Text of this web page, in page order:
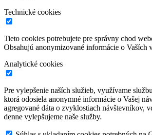
Technické cookies
Tieto cookies potrebujete pre správny chod
Obsahujú anonymizované informácie o Vaších
Analytické cookies
Pre vylepšenie naších služieb, využívame
ktorá odosiela anonymné informácie o Vašej
agregované dáta o zvyklostiach návštevníkov,
denne vylepšujeme naše služby.